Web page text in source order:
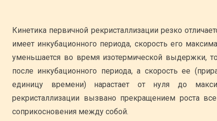
Кинетика первичной рекристаллизации резко
имеет инкубационного периода, скорость его
уменьшается во время изотермической выдержки, то
после инкубационного периода, а скорость ее
единицу времени) нарастает от нуля до
рекристаллизации вызвано прекращением роста
соприкосновения между собой.